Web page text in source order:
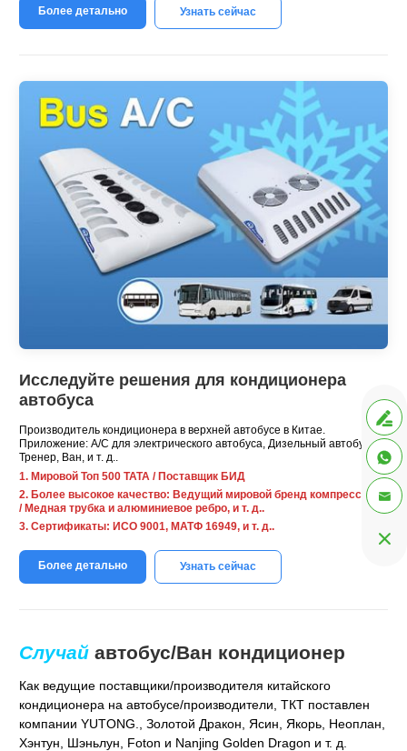
Более детально Узнать сейчас
Исследуйте решения для кондиционера
автобуса
Производитель кондиционера в верхней автобусе в Китае.
Приложение: A/C для электрического автобуса, Дизельный автобус,
Тренер, Ван, и т. д..
1. Мировой Топ 500 ТАТА / Поставщик БИД
2. Более высокое качество: Ведущий мировой бренд компрессоров
/ Медная трубка и алюминиевое ребро, и т. д..
3. Сертификаты: ИСО 9001, МАТФ 16949, и т. д..
Более детально Узнать сейчас
Случай автобус/Ван кондиционер
Как ведущие поставщики/производителя китайского
кондиционера на автобусе/производители, ТКТ поставлен
компании YUTONG., Золотой Дракон, Ясин, Якорь, Неоплан,
Хэнтун, Шэньлун, Foton и Nanjing Golden Dragon и т. д.



